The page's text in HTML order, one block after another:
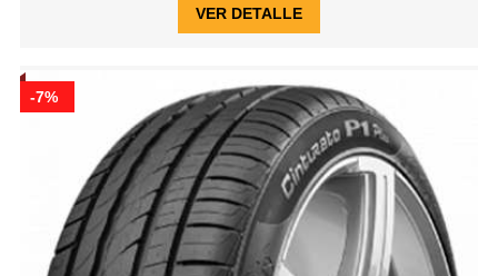
VER DETALLE
-7%